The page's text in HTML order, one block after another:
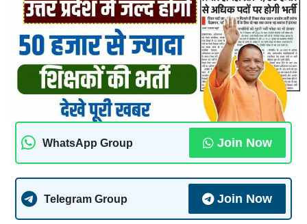
WhatsApp Group Join Now
Telegram Group Join Now